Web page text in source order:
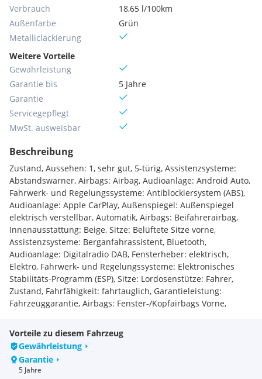
Verbrauch
18,65 l/100km
Außenfarbe
Grün
Metallic­lackierung
Weitere Vorteile
Gewährleistung
Garantie bis
5 Jahre
Garantie
Servicegepflegt
MwSt. ausweisbar
Beschreibung
Zustand, Aussehen: 1, sehr gut, 5-türig, Assistenzsysteme:
Abstandswarner, Airbags: Airbag, Audioanlage: Android Auto,
Fahrwerk- und Regelungssysteme: Antiblockiersystem (ABS),
Audioanlage: Apple CarPlay, Außenspiegel: Außenspiegel
elektrisch verstellbar, Automatik, Airbags: Beifahrerairbag,
Innenausstattung: Beige, Sitze: Belüftete Sitze vorne,
Assistenzsysteme: Berganfahrassistent, Bluetooth,
Audioanlage: Digitalradio DAB, Fensterheber: elektrisch,
Elektro, Fahrwerk- und Regelungssysteme: Elektronisches
Stabilitäts-Programm (ESP), Sitze: Lordosenstütze: Fahrer,
Zustand, Fahrfähigkeit: fahrtauglich, Garantieleistung:
Fahrzeuggarantie, Airbags: Fenster-/Kopfairbags Vorne,
Grün, Heckspoiler, Induktionsladen für Smartphones, Sitze:
Isofix (Kindersitzbefestigung), Klimatisierung: Klimaanlage
manuell, Klimatisierung: Klimaautomatik, Lichttechnik: LED-
Tagfahrlicht, Polsterung: Leder, Felgentyp: Leichtmetallfelge,
Vorteile zu diesem Fahrzeug
Gewährleistung
Garantie
5 Jahre